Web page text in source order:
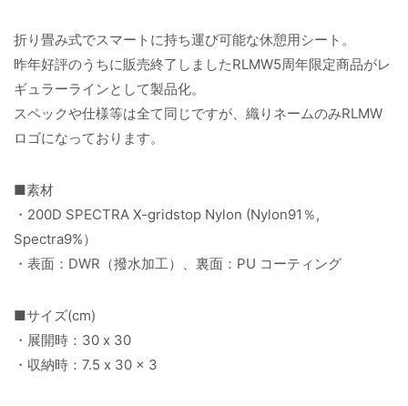
折り畳み式でスマートに持ち運び可能な休憩用シート。
昨年好評のうちに販売終了しましたRLMW5周年限定商品がレ
ギュラーラインとして製品化。
スペックや仕様等は全て同じですが、織りネームのみRLMW
ロゴになっております。
■素材
・200D SPECTRA X-gridstop Nylon (Nylon91％,
Spectra9%）
・表面：DWR（撥水加工）、裏面：PU コーティング
■サイズ(cm)
・展開時：30 x 30
・収納時：7.5 x 30 x 3